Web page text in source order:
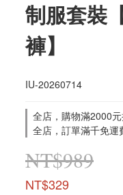
制服套裝
褲】
IU-20260714
全店，購物滿2000
全店，訂單滿千免運
NT$989
NT$329